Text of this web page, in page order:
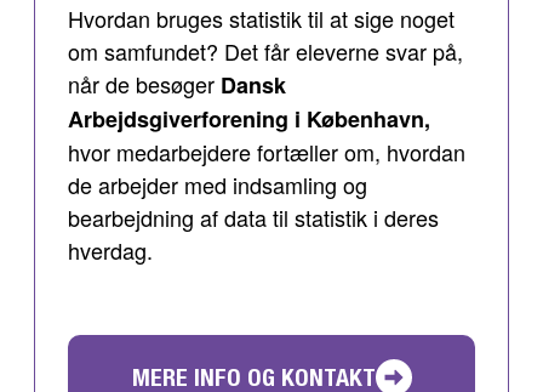
Hvordan bruges statistik til at sige noget
om samfundet? Det får eleverne svar på,
når de besøger Dansk
Arbejdsgiverforening i København,
hvor medarbejdere fortæller om, hvordan
de arbejder med indsamling og
bearbejdning af data til statistik i deres
hverdag.
MERE INFO OG KONTAKT